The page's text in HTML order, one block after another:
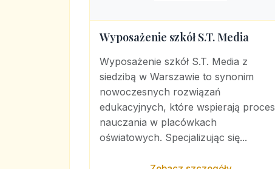
Wyposażenie szkół S.T. Media
Wyposażenie szkół S.T. Media z
siedzibą w Warszawie to synonim
nowoczesnych rozwiązań
edukacyjnych, które wspierają proces
nauczania w placówkach
oświatowych. Specjalizując się...